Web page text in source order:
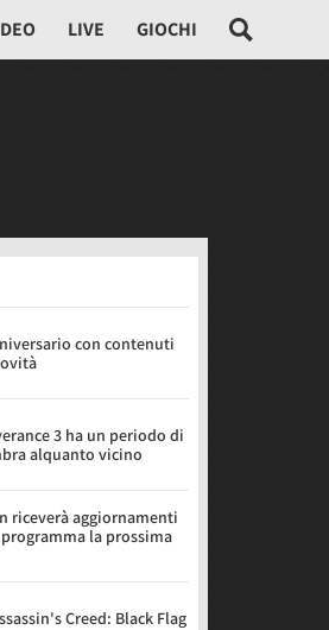
LIVE GIOCHI
con contenuti
3 ha un periodo di
alquanto vicino
riceverà aggiornamenti
la prossima
Creed: Black Flag